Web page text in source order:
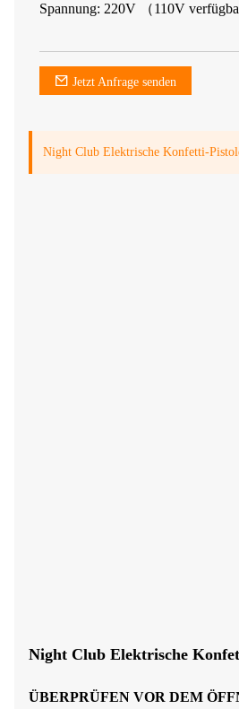
Spannung: 220V （110V
Jetzt Anfrage senden
Night Club Elektrische Konfetti-
Night Club Elektrische
ÜBERPRÜFEN VOR DEM